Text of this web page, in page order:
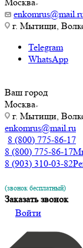
г. Мытищи,
Telegram
WhatsApp
Ваш город
Москва
г. Мытищи,
enkomrus@mail.ru
8 (800) 775-86-17
8 (800) 775-86-17
8 (903) 310-03-82
(звонок бесплатный)
Заказать звонок
Войти